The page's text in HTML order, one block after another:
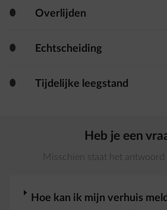
vid-record Overlijden
vid-record Echtscheiding
vid-record Tijdelijke leegstand
Heb je een
Misschien staat het antwoord
Hoe kan ik mijn verhuis